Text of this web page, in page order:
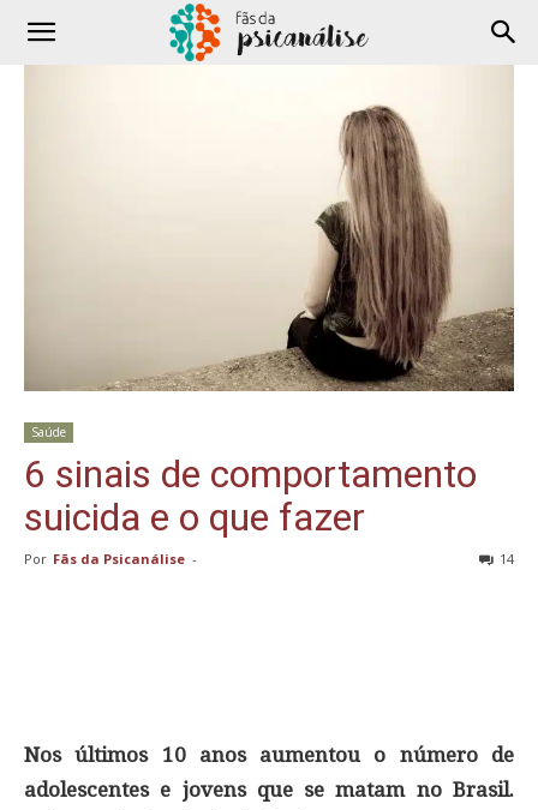
Saúde
6 sinais de comportamento
suicida e o que fazer
Por Fãs da Psicanálise - 14
Nos últimos 10 anos aumentou o número de
adolescentes e jovens que se matam no Brasil.